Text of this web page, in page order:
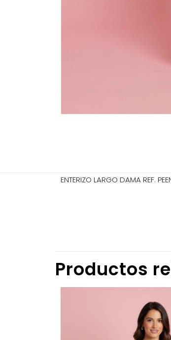
ENTERIZO LARGO DAMA REF.
Productos